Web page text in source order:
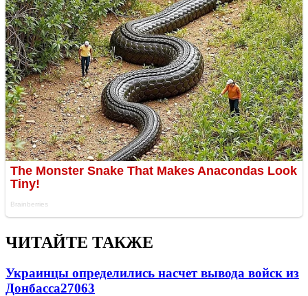
ЧИТАЙТЕ ТАКЖЕ
Украинцы определились насчет вывода войск из
Донбасса27063